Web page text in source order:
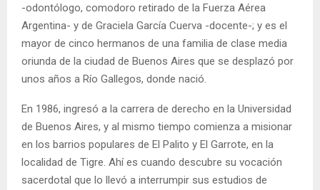
-odontólogo, comodoro retirado de la Fuerza Aérea
Argentina- y de Graciela García Cuerva -docente-; y es el
mayor de cinco hermanos de una familia de clase media
oriunda de la ciudad de Buenos Aires que se desplazó por
unos años a Río Gallegos, donde nació.
En 1986, ingresó a la carrera de derecho en la Universidad
de Buenos Aires, y al mismo tiempo comienza a misionar
en los barrios populares de El Palito y El Garrote, en la
localidad de Tigre. Ahí es cuando descubre su vocación
sacerdotal que lo llevó a interrumpir sus estudios de